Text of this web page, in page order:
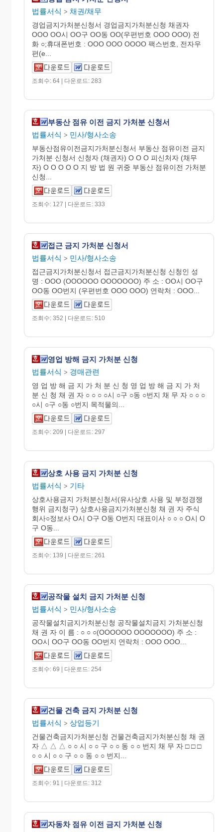
법률서식 > 채권/채무
경업금지가처분신청서 경업금지가처분신청 채권자
OOO OO시 OO구 OO동 OO(우편번호 OOO OOO) 전
화 ○;휴대폰번호 : OOO OOO OOOO 팩스번호, 전자우
편(e...
조회수: 64 | 다운로드: 283
부동산 점유 이전 금지 가처분 신청서
법률서식 > 민사/형사소송
부동산점유이전금지가처분신청서 부동산 점유이전 금지
가처분 신청서 신청자 (채권자) O O O 피신처자 (채무
자) O O O O O 지 방 법 원 귀중 부동산 점유이전 가처분
신청...
조회수: 127 | 다운로드: 333
접근 금지 가처분 신청서
법률서식 > 민사/형사소송
접근금지가처분신청서 접근금지가처분신청 신청인 성
명 : OOO (OOOOOO OOOOOOO) 주 소 : OO시 OO구
OO동 OO번지 (우편번호 OOO OOO) 연락처 : OOO...
조회수: 352 | 다운로드: 510
영업 방해 금지 가처분 신청
법률서식 > 경매관련
영 업 방 해 금 지 가 처 분 신 청 영 업 방 해 금 지 가 처
분 신 청 채 권 자 ○ ○ ○ ○시 ○구 ○동 ○번지 채 무 자 ○ ○ ○
○시 ○구 ○동 ○번지 목적물의...
조회수: 209 | 다운로드: 297
상호 사용 금지 가처분 신청
법률서식 > 기타
상호사용금지 가처분신청서(유사상호 사용 및 부정경쟁
행위 금지청구) 상호사용금지가처분신청 채 권 자 주식
회사○정보사 O시 O구 O동 O번지 대표이사 ○ ○ ○ O시 O
구 O동...
조회수: 139 | 다운로드: 261
공작물 설치 금지 가처분 신청
법률서식 > 민사/형사소송
공작물설치금지가처분신청 공작물설치금지 가처분신청
채 권 자 이 름 : ○ ○ ○(OOOOOO OOOOOOO) 주 소 :
OO시 OO구 OO동 OO번지 연락처 : OOO OOO...
조회수: 69 | 다운로드: 254
건물 건축 금지 가처분 신청
법률서식 > 상업등기
건물건축금지가처분신청 건물건축금지가처분신청 채 권
자 △ △ △ ○ ○ 시 ○ ○ 구 ○ ○ 동 ○ ○ 번지 채 무 자 □ □ □
○ ○ 시 ○ ○ 구 ○ ○ 동 ○ ○ 번지...
조회수: 91 | 다운로드: 312
자동차 점유 이전 금지 가처분 신청